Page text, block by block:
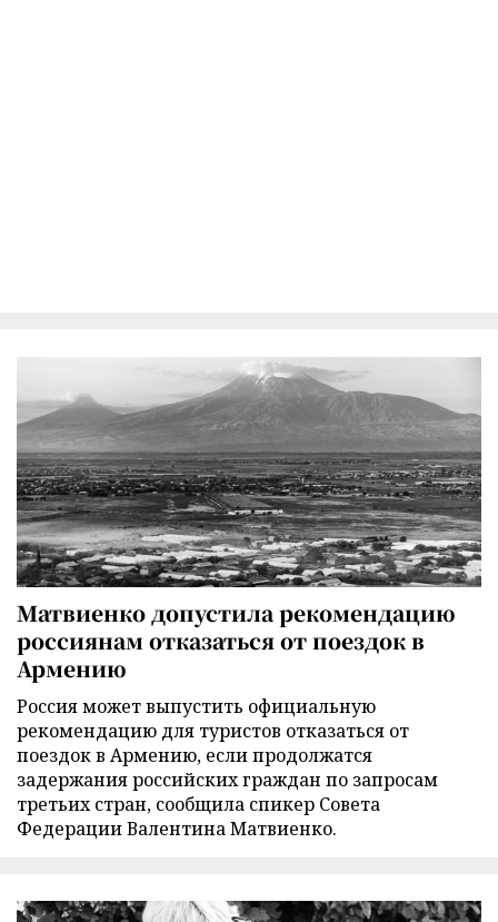
Матвиенко допустила рекомендацию
россиянам отказаться от поездок в
Армению
Россия может выпустить официальную
рекомендацию для туристов отказаться от
поездок в Армению, если продолжатся
задержания российских граждан по запросам
третьих стран, сообщила спикер Совета
Федерации Валентина Матвиенко.